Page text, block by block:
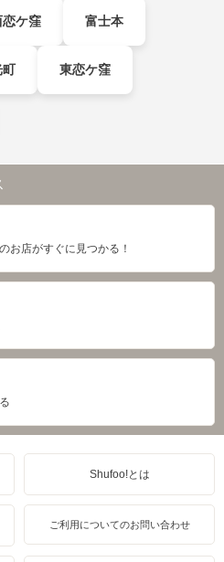
恋ケ窪 富士本
町 東恋ケ窪
お店がすぐに見つかる！
Shufoo!とは
ご利用についてのお問い合わせ